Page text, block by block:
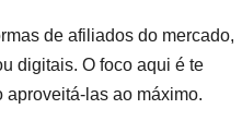
de afiliados do mercado,
digitais. O foco aqui é te
aproveitá-las ao máximo.